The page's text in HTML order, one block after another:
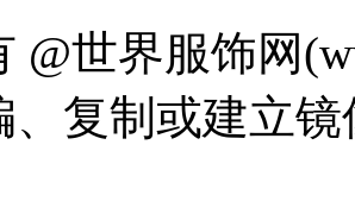
@世界服饰网
、复制或建立